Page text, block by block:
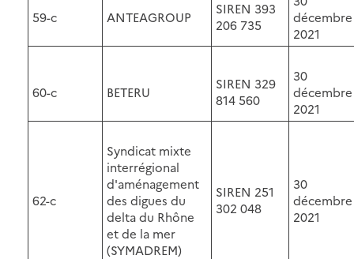
59-c ANTEAGROUP
SIREN 393
206 735
décembre
2021
60-c BETERU
SIREN 329
814 560
30
décembre
2021
62-c
Syndicat mixte
interrégional
d'aménagement
des digues du
delta du Rhône
et de la mer
(SYMADREM)
SIREN 251
302 048
30
décembre
2021